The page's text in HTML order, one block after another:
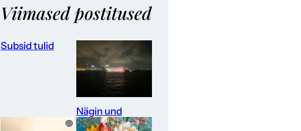
Viimased postitused
Subsid tulid
Nägin und